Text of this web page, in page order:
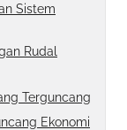
Sistem
Rudal
Terguncang
Ekonomi